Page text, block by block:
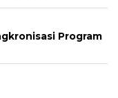
Program